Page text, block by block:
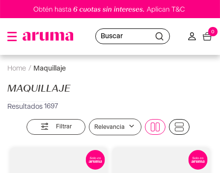
Buscar
0
maquillaje
MAQUILLAJE
1697
Filtrar Relevancia